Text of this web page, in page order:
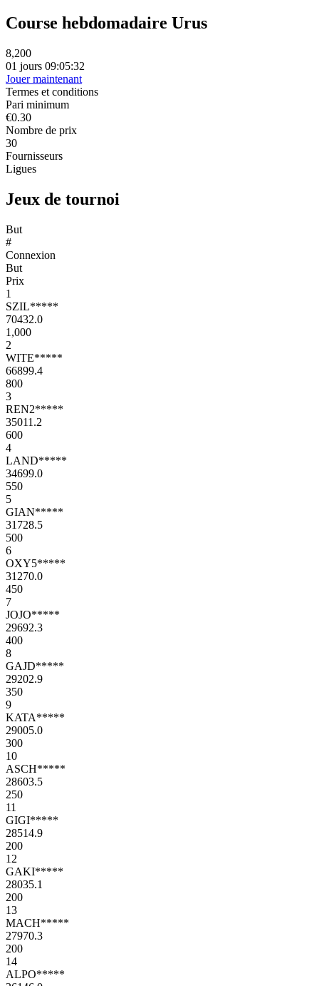
Course hebdomadaire Urus
8,200
01 jours 09:05:32
Jouer maintenant
Termes et conditions
Pari minimum
€0.30
Nombre de prix
30
Fournisseurs
Ligues
Jeux de tournoi
But
#
Connexion
But
Prix
1
SZIL*****
70432.0
1,000
2
WITE*****
66899.4
800
3
REN2*****
35011.2
600
4
LAND*****
34699.0
550
5
GIAN*****
31728.5
500
6
OXY5*****
31270.0
450
7
JOJO*****
29692.3
400
8
GAJD*****
29202.9
350
9
KATA*****
29005.0
300
10
ASCH*****
28603.5
250
11
GIGI*****
28514.9
200
12
GAKI*****
28035.1
200
13
MACH*****
27970.3
200
14
ALPO*****